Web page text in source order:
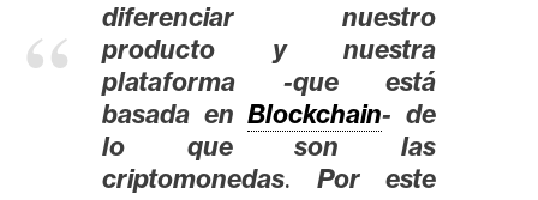
diferenciar nuestro
producto y nuestra
plataforma -que está
basada enBlockchain- de
lo que son las
criptomonedas. Por este